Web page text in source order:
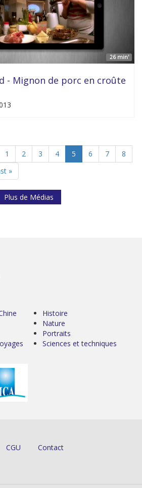
26 min'
- Mignon de porc en croûte
1 2 3 4 5 6 7
8
»
Plus de Médias
Histoire
Nature
Portraits
Sciences et techniques
CGU Contact